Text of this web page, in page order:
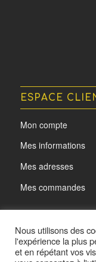
ESPACE
Mon compte
Mes informations
Mes adresses
Mes commandes
Nous utilisons des
l'expérience la plus
et en répétant vos